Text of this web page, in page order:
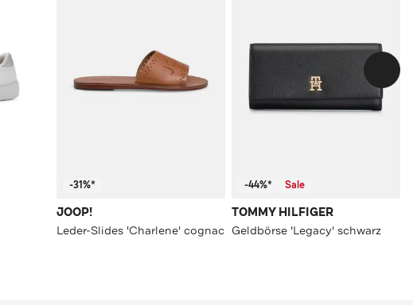
-31%*
JOOP!
Leder-Slides 'Charlene' cognac
-44%* Sale
TOMMY HILFIGER
Geldbörse 'Legacy' schwarz